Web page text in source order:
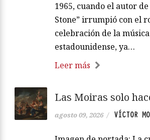
1965, cuando el autor
Stone” irrumpió con el
celebración de la
estadounidense, ya…
Leer más
Las Moiras solo
agosto 09, 2026 / VÍCTOR